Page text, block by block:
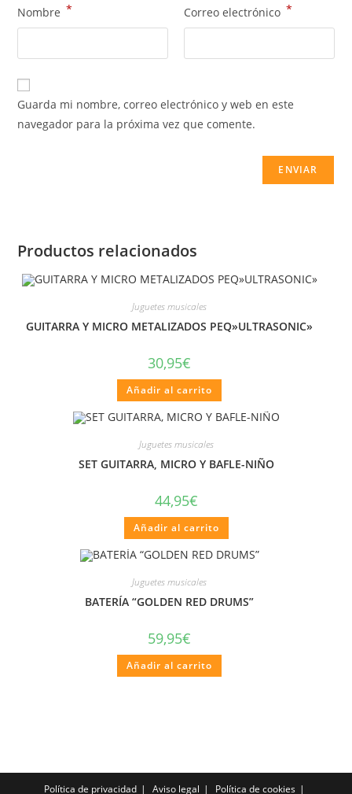
Nombre * Correo electrónico *
Guarda mi nombre, correo electrónico y web en este
navegador para la próxima vez que comente.
Productos relacionados
Juguetes musicales
GUITARRA Y MICRO METALIZADOS PEQ»ULTRASONIC»
30,95€
Añadir al carrito
Juguetes musicales
SET GUITARRA, MICRO Y BAFLE-NIÑO
44,95€
Añadir al carrito
Juguetes musicales
BATERÍA “GOLDEN RED DRUMS”
59,95€
Añadir al carrito
Política de privacidad Aviso legal Política de cookies